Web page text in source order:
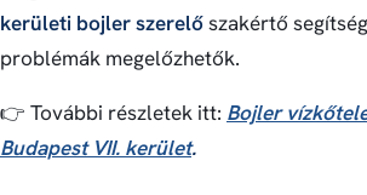
kerületi bojler szerelőszakértő
problémák megelőzhetők.
👉 További részletek itt: Bojler
Budapest VII. kerület.